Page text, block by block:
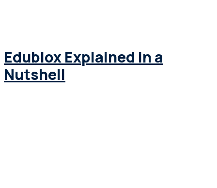
Edublox Explained in a
Nutshell